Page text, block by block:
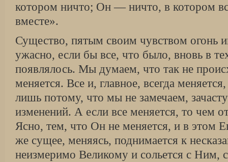
котором ничто; Он — ничто, в котором
вместе».
Существо, пятым своим чувством огонь
ужасно, если бы все, что было, вновь в
появлялось. Мы думаем, что так не
меняется. Все и, главное, всегда
лишь потому, что мы не замечаем,
изменений. А если все меняется, то чем
Ясно, тем, что Он не меняется, и в этом
же сущее, меняясь, поднимается к
неизмеримо Великому и сольется с Ним,